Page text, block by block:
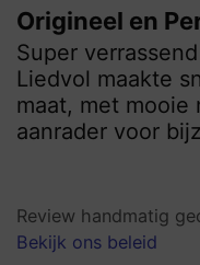
Origineel en
Super
Liedvol maakte
maat, met mooie
aanrader voor
Review handmatig
Bekijk ons beleid